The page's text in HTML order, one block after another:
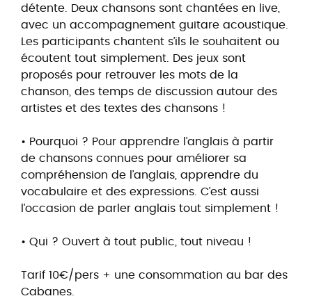
détente. Deux chansons sont chantées en live,
avec un accompagnement guitare acoustique.
Les participants chantent s’ils le souhaitent ou
écoutent tout simplement. Des jeux sont
proposés pour retrouver les mots de la
chanson, des temps de discussion autour des
artistes et des textes des chansons !
• Pourquoi ? Pour apprendre l’anglais à partir
de chansons connues pour améliorer sa
compréhension de l’anglais, apprendre du
vocabulaire et des expressions. C’est aussi
l’occasion de parler anglais tout simplement !
• Qui ? Ouvert à tout public, tout niveau !
Tarif 10€/pers + une consommation au bar des
Cabanes.